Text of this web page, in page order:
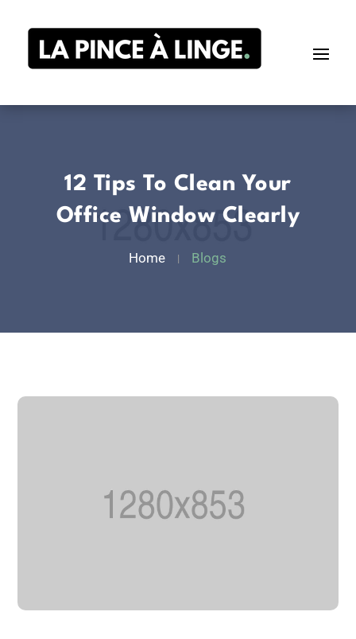
12 Tips To Clean Your
Office Window Clearly
Home Blogs